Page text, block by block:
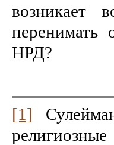
возникает
перенимать
НРД?
[1]